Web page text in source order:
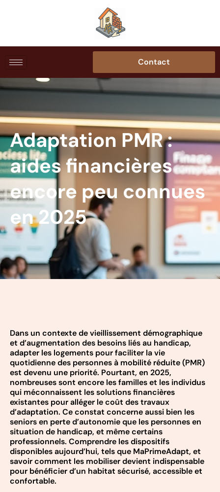
Contact
Adaptation PMR :
aides financières
encore peu connues
en 2025
Dans un contexte de vieillissement démographique
et d’augmentation des besoins liés au handicap,
adapter les logements pour faciliter la vie
quotidienne des personnes à mobilité réduite (PMR)
est devenu une priorité. Pourtant, en 2025,
nombreuses sont encore les familles et les individus
qui méconnaissent les solutions financières
existantes pour alléger le coût des travaux
d’adaptation. Ce constat concerne aussi bien les
seniors en perte d’autonomie que les personnes en
situation de handicap, et même certains
professionnels. Comprendre les dispositifs
disponibles aujourd’hui, tels que MaPrimeAdapt, et
savoir comment les mobiliser devient indispensable
pour bénéficier d’un habitat sécurisé, accessible et
confortable.